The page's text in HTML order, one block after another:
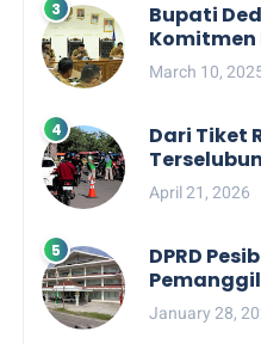
Bupati
Berpihak
dalam
March 10,
Dari Tiket
Labuhan
April 21, 2026
DPRD
Terkait
Tahun
January 28,